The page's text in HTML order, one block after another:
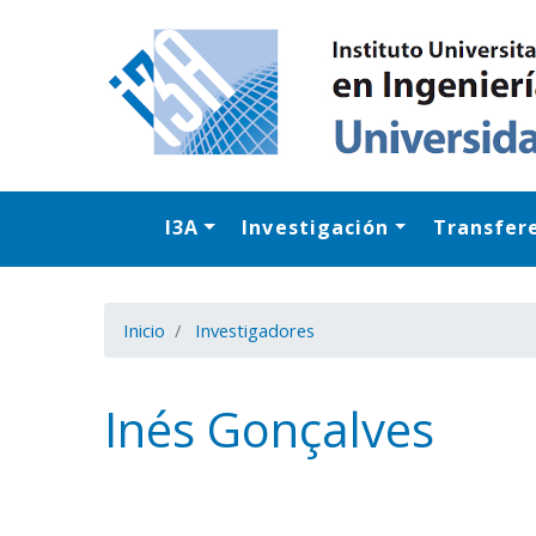
I3A Investigación
Inicio Investigadores
Inés Gonçalves